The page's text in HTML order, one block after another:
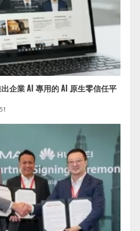
ある」「昨年の夏はカブトムシを
捕まえたり、虫と戦ったり…」
2026/08/06/14:54:31
アシストAIテラス、ガバナンス機
能を備えたAIエージェントプラッ
トフォーム「QueryPie AIP」を提
供開始
2026/08/06/11:53:44
レアラ、『AIはどの法律事務所を
務系70事務所×5つのAIで実態調査
出企業 AI 專用的 AI 原生零信任平